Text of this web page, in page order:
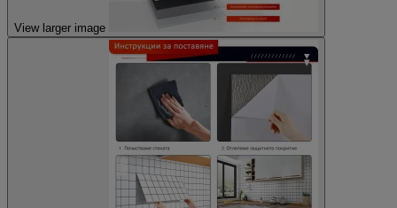
View larger image